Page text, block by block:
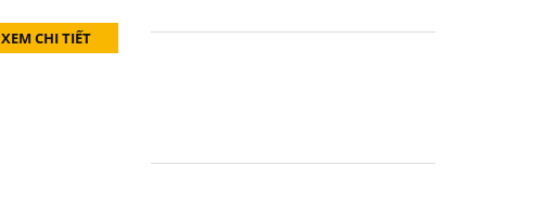
XEM CHI TIẾT